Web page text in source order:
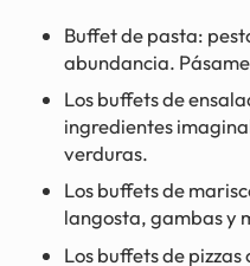
Buffet de pasta:
abundancia.
Los buffets de
ingredientes
verduras.
Los buffets de
langosta, gambas y
Los buffets de